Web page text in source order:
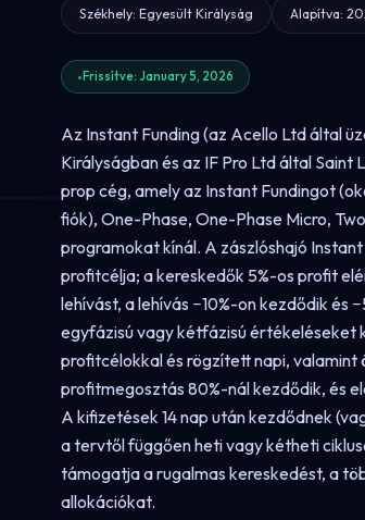
Székhely: Egyesült Királyság Alapítva:
Frissítve: January 5, 2026
Az Instant Funding (az Acello Ltd által
Királyságban és az IF Pro Ltd által Saint
prop cég, amely az Instant Fundingot
fiók), One-Phase, One-Phase Micro,
programokat kínál. A zászlóshajó Instant
profitcélja; a kereskedők 5%-os profit
lehívást, a lehívás −10%-on kezdődik és
egyfázisú vagy kétfázisú értékeléseket
profitcélokkal és rögzített napi, valamint
profitmegosztás 80%-nál kezdődik, és
A kifizetések 14 nap után kezdődnek
a tervtől függően heti vagy kétheti
támogatja a rugalmas kereskedést, a
allokációkat.